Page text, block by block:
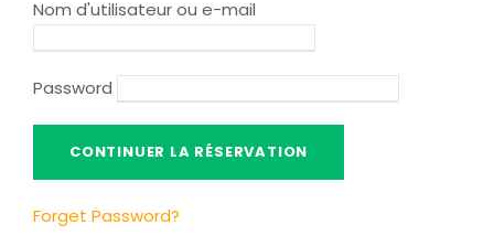
Nom d'utilisateur ou e-mail
Password
Forget Password?